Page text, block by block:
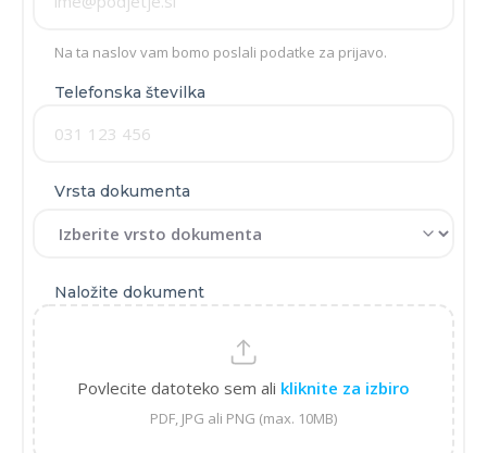
Na ta naslov vam bomo poslali podatke za prijavo.
Telefonska številka
Vrsta dokumenta
Naložite dokument
Povlecite datoteko sem ali kliknite za izbiro
PDF, JPG ali PNG (max. 10MB)